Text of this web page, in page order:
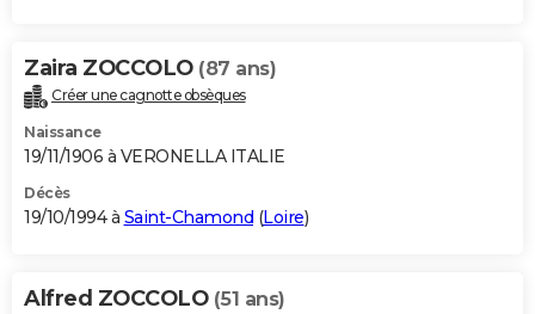
Zaira ZOCCOLO (87 ans)
Créer une cagnotte obsèques
Naissance
19/11/1906 à VERONELLA ITALIE
Décès
19/10/1994 à Saint-Chamond (Loire)
Alfred ZOCCOLO (51 ans)